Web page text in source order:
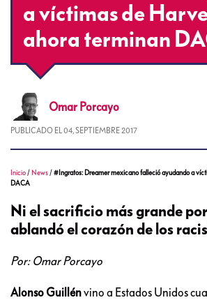
a víctimas de
ahora terminan
Omar Porcayo
PUBLICADO EL 04, SEPTIEMBRE 2017
Inicio / News /#Ingratos: Dreamer mexicano falleció ayudando a
DACA
Ni el sacrificio más grande
ablandó el corazón de los
Por: Omar Porcayo
Alonso Guillénvino a Estados Unidos